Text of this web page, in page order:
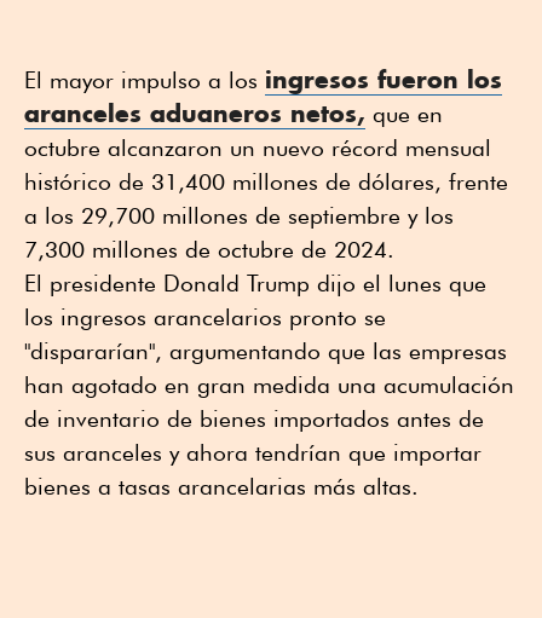
El mayor impulso a los ingresos fueron los
aranceles aduaneros netos, que en
octubre alcanzaron un nuevo récord mensual
histórico de 31,400 millones de dólares, frente
a los 29,700 millones de septiembre y los
7,300 millones de octubre de 2024.
El presidente Donald Trump dijo el lunes que
los ingresos arancelarios pronto se
"dispararían", argumentando que las empresas
han agotado en gran medida una acumulación
de inventario de bienes importados antes de
sus aranceles y ahora tendrían que importar
bienes a tasas arancelarias más altas.